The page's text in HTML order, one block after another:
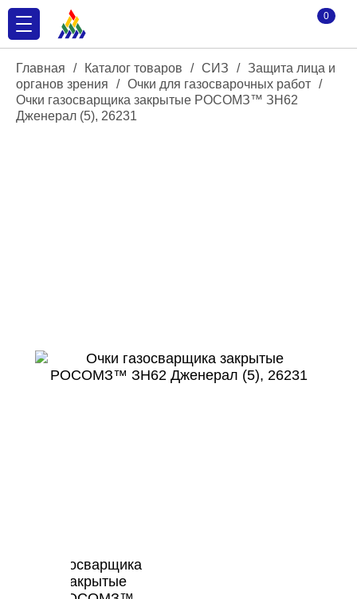
0
Главная / Каталог товаров / СИЗ / Защита лица и
органов зрения
/ Очки для газосварочных работ /
Очки газосварщика закрытые РОСОМЗ™ ЗН62
Дженерал (5), 26231